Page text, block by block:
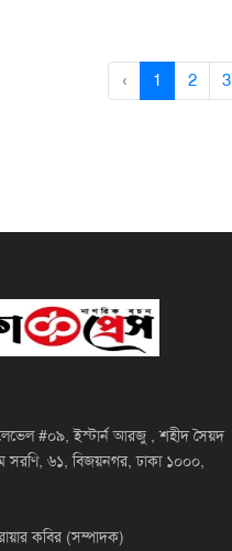
‹ 1 2 3
#০৯, ইস্টার্ন আরজু , শহীদ সৈয়দ
৬১, বিজয়নগর, ঢাকা ১০০০,
কবির (সম্পাদক)